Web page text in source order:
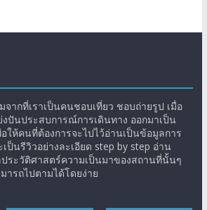
จากที่เราเป็นคนชอบเที่ยว ชอบถ่ายรูป เมื่อ
งปันประสบการณ์การเดินทาง ออกมาเป็น
อให้คนที่ต้องการจะไปไว้อ่านเป็นข้อมูลการ
เป็นรีวิวอย่างละเอียด step by step อ่าน
ประวัติศาสตร์ความเป็นมาของสถานที่นั้นๆ
ารถไปตามได้โดยง่าย